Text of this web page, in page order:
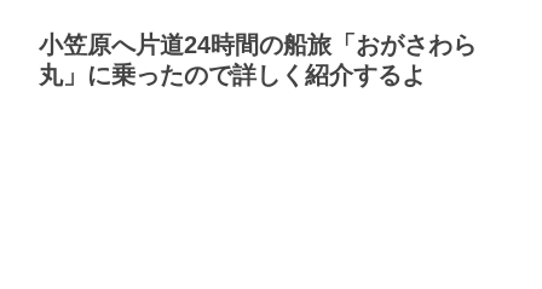
小笠原へ片道24時間の船旅「おがさわら
丸」に乗ったので詳しく紹介するよ